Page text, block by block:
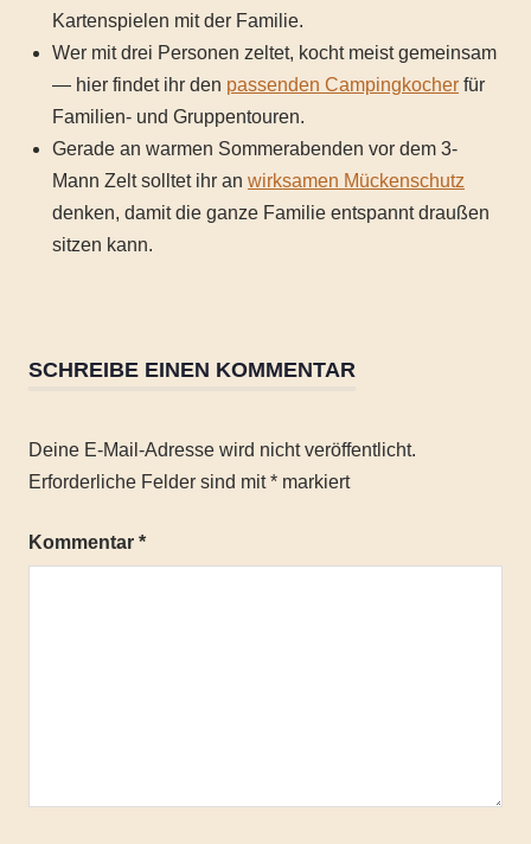
Kartenspielen mit der Familie.
Wer mit drei Personen zeltet, kocht meist gemeinsam
— hier findet ihr den passenden Campingkocher für
Familien- und Gruppentouren.
Gerade an warmen Sommerabenden vor dem 3-
Mann Zelt solltet ihr an wirksamen Mückenschutz
denken, damit die ganze Familie entspannt draußen
sitzen kann.
3-
Preis-
Leistungssieger
SCHREIBE EINEN KOMMENTAR
Deine E-Mail-Adresse wird nicht veröffentlicht.
Erforderliche Felder sind mit* markiert
Kommentar *